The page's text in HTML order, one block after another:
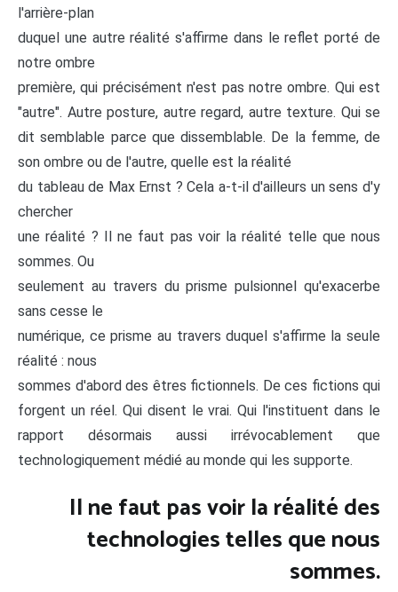
l'arrière-plan
duquel une autre réalité s'affirme dans le reflet porté de
notre ombre
première, qui précisément n'est pas notre ombre. Qui est
"autre". Autre posture, autre regard, autre texture. Qui se
dit semblable parce que dissemblable. De la femme, de
son ombre ou de l'autre, quelle est la réalité
du tableau de Max Ernst ? Cela a-t-il d'ailleurs un sens d'y
chercher
une réalité ? Il ne faut pas voir la réalité telle que nous
sommes. Ou
seulement au travers du prisme pulsionnel qu'exacerbe
sans cesse le
numérique, ce prisme au travers duquel s'affirme la seule
réalité : nous
sommes d'abord des êtres fictionnels. De ces fictions qui
forgent un réel. Qui disent le vrai. Qui l'instituent dans le
rapport désormais aussi irrévocablement que
technologiquement médié au monde qui les supporte.
Il ne faut pas voir la réalité des
technologies telles que nous
sommes.